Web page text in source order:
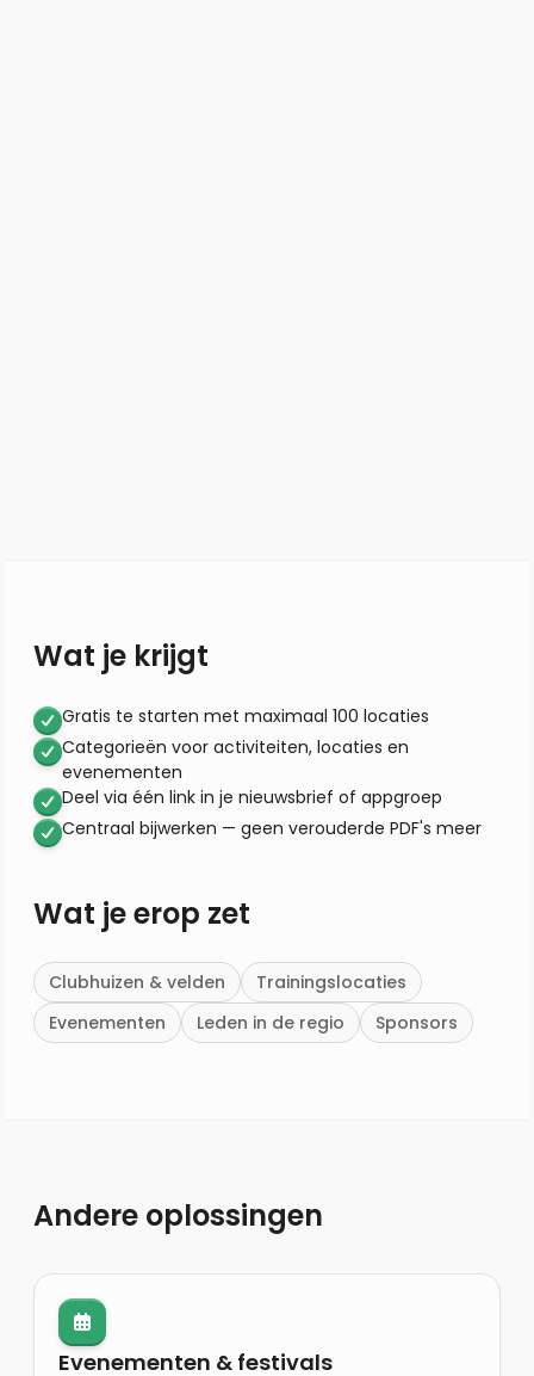
Wat je krijgt
Gratis te starten met maximaal 100 locaties
Categorieën voor activiteiten, locaties en
evenementen
Deel via één link in je nieuwsbrief of appgroep
Centraal bijwerken — geen verouderde PDF's meer
Wat je erop zet
Clubhuizen & velden
Trainingslocaties
Evenementen
Leden in de regio Sponsors
Andere oplossingen
Evenementen & festivals